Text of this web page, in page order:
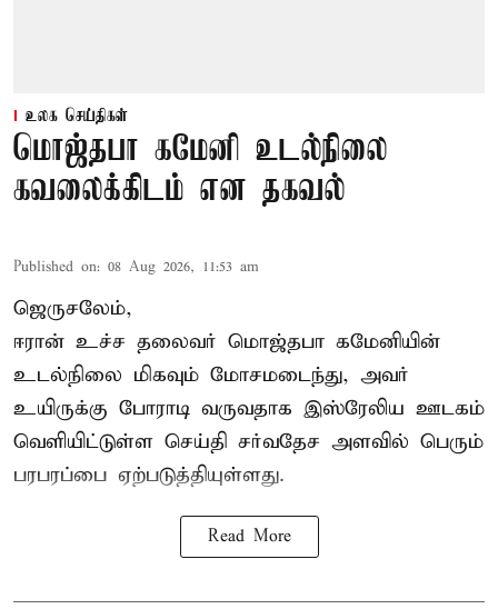
உலக செய்திகள்
மொஜ்தபா கமேனி உடல்நிலை
கவலைக்கிடம் என தகவல்
Published on: 08 Aug 2026, 11:53 am
ஜெருசலேம்,
ஈரான் உச்ச தலைவர் மொஜ்தபா கமேனியின்
உடல்நிலை மிகவும் மோசமடைந்து, அவர்
உயிருக்கு போராடி வருவதாக இஸ்ரேலிய ஊடகம்
வெளியிட்டுள்ள செய்தி சர்வதேச அளவில் பெரும்
பரபரப்பை ஏற்படுத்தியுள்ளது.
Read More